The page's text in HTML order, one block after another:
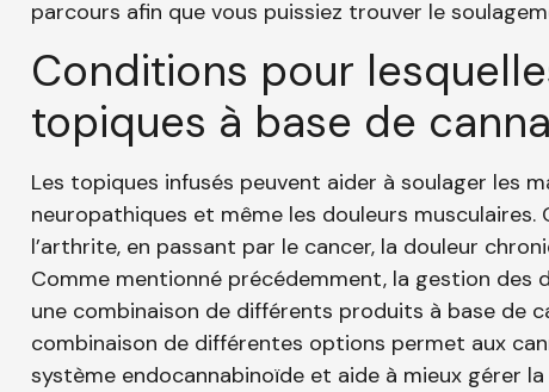
parcours afin que vous puissiez trouver le
Conditions pour
topiques à base de
Les topiques infusés peuvent aider à soulager les
neuropathiques et même les douleurs
l’arthrite, en passant par le cancer, la douleur
Comme mentionné précédemment, la gestion des
une combinaison de différents produits à base de
combinaison de différentes options permet aux
système endocannabinoïde et aide à mieux gérer